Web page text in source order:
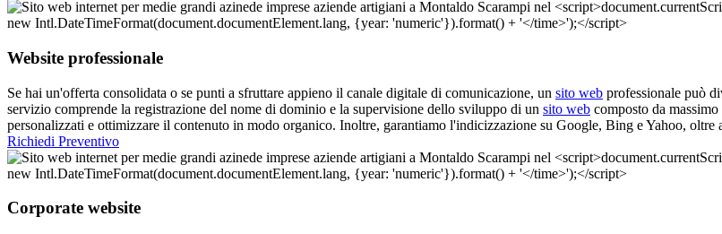
Website professionale
Se hai un'offerta consolidata o se punti a sfruttare appieno il canale digitale di comunicazione, un sito web professionale può
servizio comprende la registrazione del nome di dominio e la supervisione dello sviluppo di un sito web composto da
personalizzati e ottimizzare il contenuto in modo organico. Inoltre, garantiamo l'indicizzazione su Google, Bing e Yahoo,
Richiedi Preventivo
Corporate website